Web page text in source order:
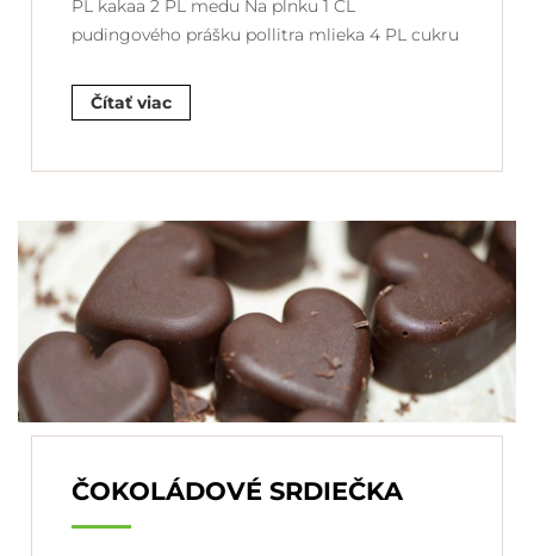
PL kakaa 2 PL medu Na plnku 1 ČL
pudingového prášku pollitra mlieka 4 PL cukru
Čítať viac
ČOKOLÁDOVÉ SRDIEČKA